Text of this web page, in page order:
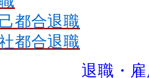
都合退職
都合退職
退職・